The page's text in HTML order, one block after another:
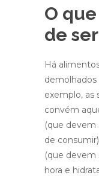
O
de
Há
exemplo, as
convém
(que devem
de
(que devem
hora e